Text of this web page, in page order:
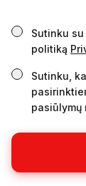
Sutinku
politiką
Sutinku,
pasiūlymų